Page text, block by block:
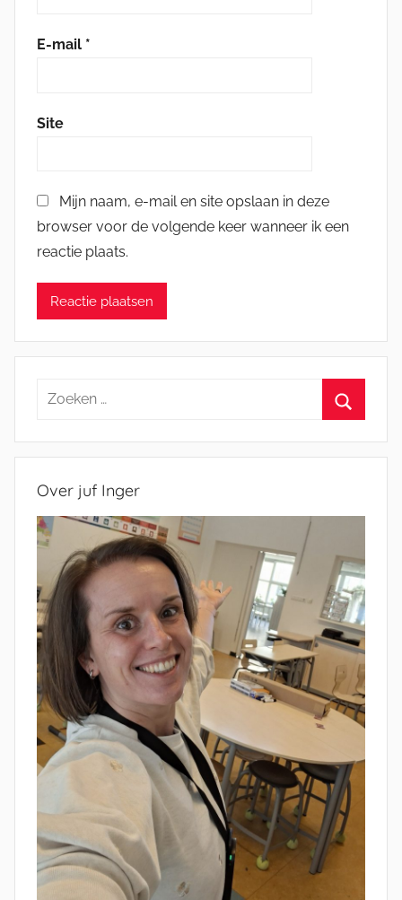
E-mail *
Site
Mijn naam, e-mail en site opslaan in deze
browser voor de volgende keer wanneer ik een
reactie plaats.
Zoeken
Over juf Inger